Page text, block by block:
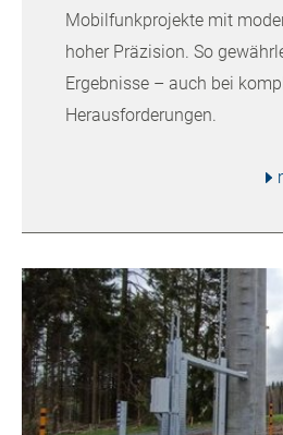
Mobilfunkprojekte mit
hoher Präzision. So
Ergebnisse – auch bei
Herausforderungen.